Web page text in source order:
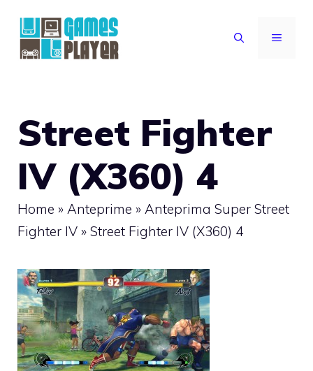
contenuto
MENU
Street Fighter
IV (X360) 4
Home » Anteprime » Anteprima Super Street
Fighter IV » Street Fighter IV (X360) 4